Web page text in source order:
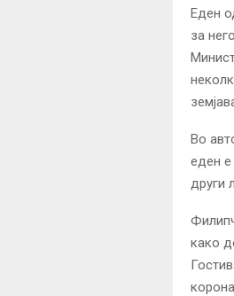
Еден
за
Во
еден е
други
како